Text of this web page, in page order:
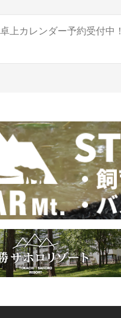
上カレンダー予約受付中！